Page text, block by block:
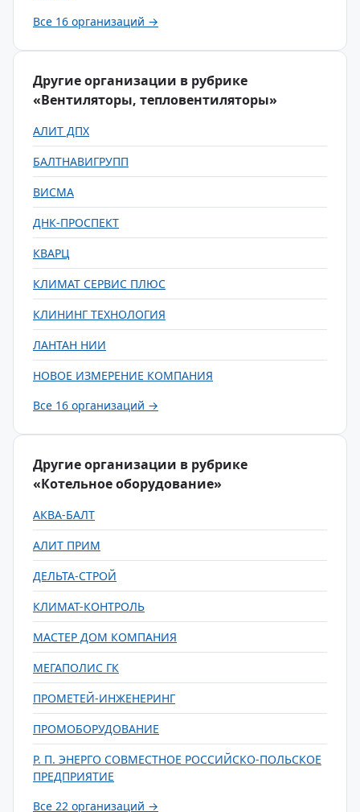
Все 16 организаций →
Другие организации в рубрике
«Вентиляторы, тепловентиляторы»
АЛИТ ДПХ
БАЛТНАВИГРУПП
ВИСМА
ДНК-ПРОСПЕКТ
КВАРЦ
КЛИМАТ СЕРВИС ПЛЮС
КЛИНИНГ ТЕХНОЛОГИЯ
ЛАНТАН НИИ
НОВОЕ ИЗМЕРЕНИЕ КОМПАНИЯ
Все 16 организаций →
Другие организации в рубрике
«Котельное оборудование»
АКВА-БАЛТ
АЛИТ ПРИМ
ДЕЛЬТА-СТРОЙ
КЛИМАТ-КОНТРОЛЬ
МАСТЕР ДОМ КОМПАНИЯ
МЕГАПОЛИС ГК
ПРОМЕТЕЙ-ИНЖЕНЕРИНГ
ПРОМОБОРУДОВАНИЕ
Р. П. ЭНЕРГО СОВМЕСТНОЕ РОССИЙСКО-ПОЛЬСКОЕ
ПРЕДПРИЯТИЕ
Все 22 организаций →